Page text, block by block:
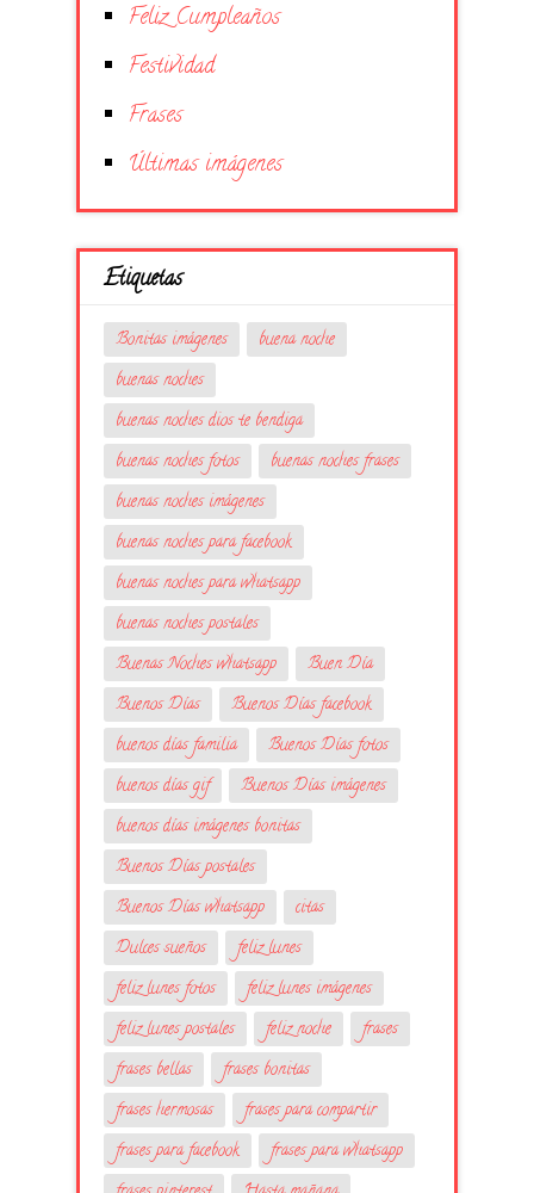
Feliz Cumpleaños
Festividad
Frases
Últimas imágenes
Etiquetas
Bonitas imágenes
buena noche
buenas noches
buenas noches dios te bendiga
buenas noches fotos
buenas noches frases
buenas noches imágenes
buenas noches para facebook
buenas noches para whatsapp
buenas noches postales
Buenas Noches whatsapp
Buen Día
Buenos Días
Buenos Días facebook
buenos días familia
Buenos Días fotos
buenos días gif
Buenos Días imágenes
buenos días imágenes bonitas
Buenos Días postales
Buenos Días whatsapp
citas
Dulces sueños
feliz lunes
feliz lunes fotos
feliz lunes imágenes
feliz lunes postales
feliz noche
frases
frases bellas
frases bonitas
frases hermosas
frases para compartir
frases para facebook
frases para whatsapp